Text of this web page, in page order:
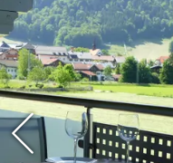
öffentlicher
regionalen
Regiobahn
Traunstein
können Sie die
erleben und sich